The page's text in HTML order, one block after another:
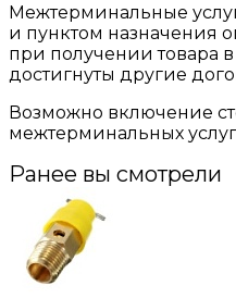
Межтерминальные
и пунктом назначения
при получении товара
достигнуты другие
Возможно включение
межтерминальных услуг
Ранее вы смотрели